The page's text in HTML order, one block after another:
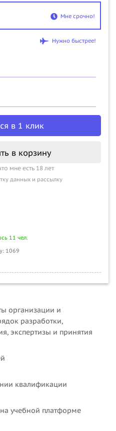
Мне срочно!
Нужно быстрее!
в 1 клик
в корзину
мне есть 18 лет
данных и рассылку
11 чел.
1069
организации и
разработки,
экспертизы и принятия
квалификации
учебной платформе